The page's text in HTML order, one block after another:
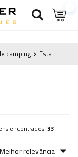
camping
encontrados: 33
Melhor relevância